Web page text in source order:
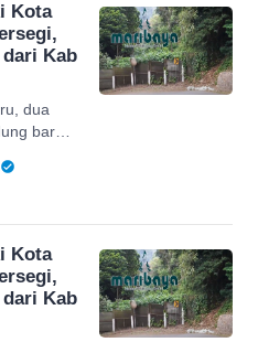
Kota
Kab
dua
barat
Kota
Kab